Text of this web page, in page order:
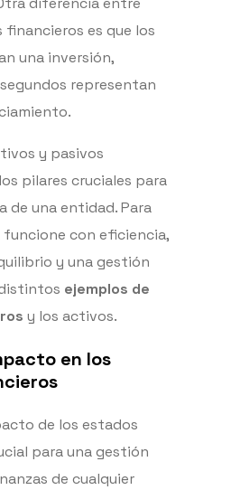
es que los
una inversión,
representan
y pasivos
pilares cruciales para
de una entidad. Para
funcione con eficiencia,
y una gestión
ejemplos de
y los activos.
en los
de los estados
para una gestión
de cualquier